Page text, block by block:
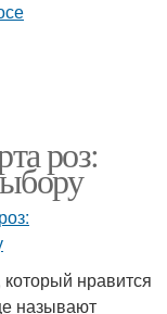
роз:
нравится
называют